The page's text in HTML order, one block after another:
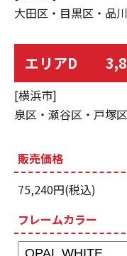
大田区・目黒区・品
エリアD
[横浜市]
泉区・瀬谷区・戸塚
販売価格
75,240円(税込)
フレームカラー